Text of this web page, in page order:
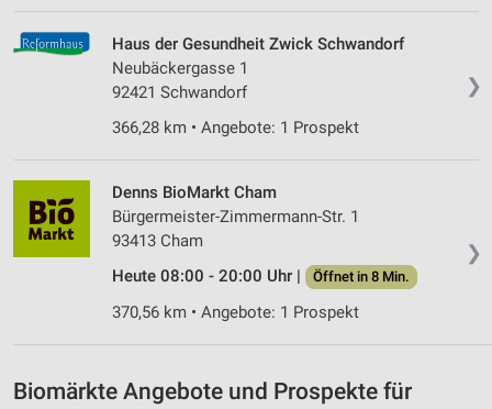
❯
Haus der Gesundheit Zwick Schwandorf
Neubäckergasse 1
92421 Schwandorf
366,28 km • Angebote: 1 Prospekt
❯
Denns BioMarkt Cham
Bürgermeister-Zimmermann-Str. 1
93413 Cham
Heute 08:00 - 20:00 Uhr |
Öffnet in 8 Min.
370,56 km • Angebote: 1 Prospekt
Biomärkte Angebote und Prospekte für
Analyse von Zielgruppen durch Statistiken oder
Kombinationen von Daten aus verschiedenen
Verwendung reduzierter Daten zur Auswahl von
Inhalten
IAB-Besonderheiten:
Verwendung genauer Standortdaten
Nicht-IAB-Verarbeitungszwecke: